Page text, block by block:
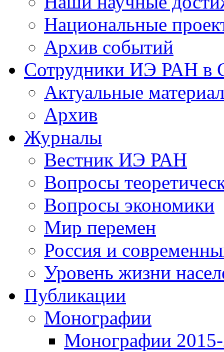
Национальные
Архив событий
Сотрудники ИЭ РАН
Актуальные
Архив
Журналы
Вестник ИЭ РАН
Вопросы
Вопросы экономики
Мир перемен
Россия и
Уровень жизни
Публикации
Монографии
Монографии 2015-